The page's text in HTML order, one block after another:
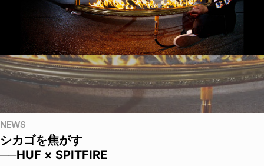
NEWS
シカゴを焦がす
──HUF × SPITFIRE